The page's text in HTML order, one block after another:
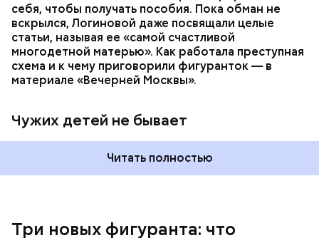
себя, чтобы получать пособия. Пока обман не
вскрылся, Логиновой даже посвящали целые
статьи, называя ее «самой счастливой
многодетной матерью». Как работала преступная
схема и к чему приговорили фигуранток — в
материале «Вечерней Москвы».
Чужих детей не бывает
Читать полностью
Три новых фигуранта: что
При поимке преступников у них были изъяты:
автомат Калашникова, 90 патронов к нему, ножи,
кастеты, резиновые дубинки, наручники, шевроны
и флаги с нацистской символикой, нацистская
литература, а также средства связи и компьютеры.
В средствах связи ФСБ нашли подтверждение
«Параграфа-88».